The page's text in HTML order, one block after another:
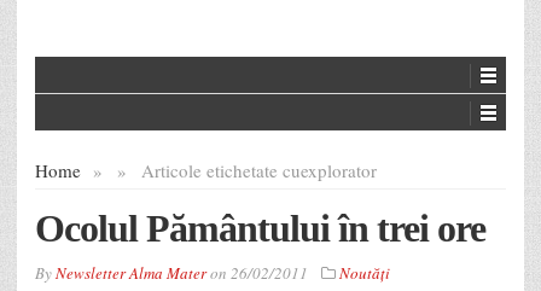
Home » Articole etichetate cu
» explorator
Ocolul Pământului în trei ore
ByNewsletter Alma Materon 26/02/2011 Noutăţi